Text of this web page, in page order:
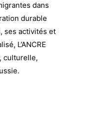
dans
durable
ses activités et
L’ANCRE
culturelle,